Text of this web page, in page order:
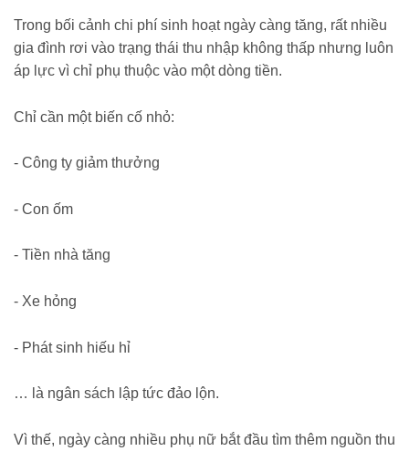
Trong bối cảnh chi phí sinh hoạt ngày càng tăng, rất nhiều
gia đình rơi vào trạng thái thu nhập không thấp nhưng luôn
áp lực vì chỉ phụ thuộc vào một dòng tiền.
Chỉ cần một biến cố nhỏ:
- Công ty giảm thưởng
- Con ốm
- Tiền nhà tăng
- Xe hỏng
- Phát sinh hiếu hỉ
… là ngân sách lập tức đảo lộn.
Vì thế, ngày càng nhiều phụ nữ bắt đầu tìm thêm nguồn thu